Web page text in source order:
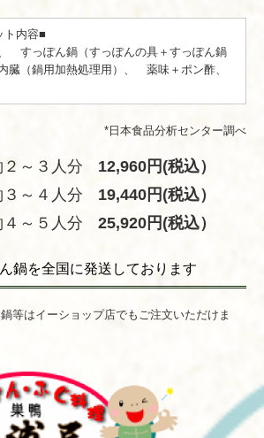
ト内容■
すっぽん鍋（すっぽんの具＋すっぽん鍋
臓（鍋用加熱処理用）、 薬味＋ポン酢、
*日本食品分析センター調べ
２～３人分
12,960円(税込）
３～４人分
19,440円(税込）
４～５人分 25,920円(税込）
鍋を全国に発送しております
等はイーショップ店でもご注文いただけま